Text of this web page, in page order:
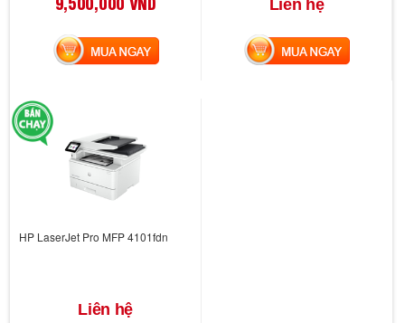
MUA NGAY
Liên hệ
MUA NGAY
HP LaserJet Pro MFP 4101fdn
Liên hệ